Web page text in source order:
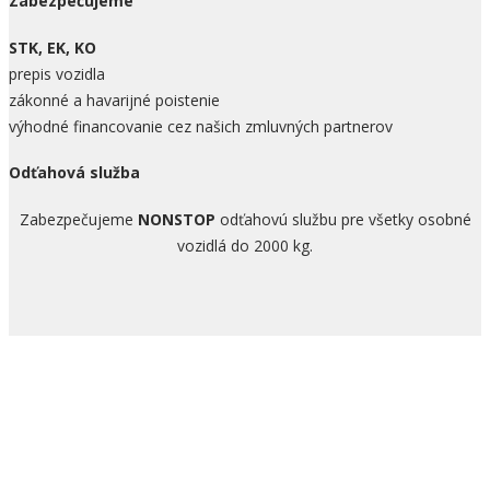
STK, EK, KO
prepis vozidla
zákonné a havarijné poistenie
výhodné financovanie cez našich zmluvných partnerov
Odťahová služba
Zabezpečujeme NONSTOP odťahovú službu pre všetky osobné
vozidlá do 2000 kg.